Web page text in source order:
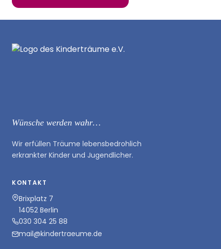
Wünsche werden wahr…
Wir erfüllen Träume lebensbedrohlich
erkrankter Kinder und Jugendlicher.
KONTAKT
Brixplatz 7
14052 Berlin
030 304 25 88
mail@kindertraeume.de